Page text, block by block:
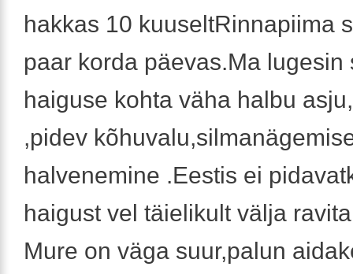
hakkas 10 kuuseltRinnapiima
paar korda päevas.Ma lugesin
haiguse kohta väha halbu
,pidev
halvenemine .Eestis ei
haigust vel täielikult välja
Mure on väga suur,palun